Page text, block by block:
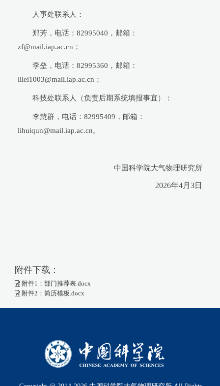
人事处联系人：
郑芳，电话：82995040，邮箱：
zf@mail.iap.ac.cn；
李垒，电话：82995360，邮箱：
lilei1003@mail.iap.ac.cn；
科技处联系人（负责后期系统填报事宜）：
李慧群，电话：82995409，邮箱：
lihuiqun@mail.iap.ac.cn。
中国科学院大气物理研究所
2026年4月3日
附件下载：
附件1：部门推荐表.docx
附件2：简历模板.docx